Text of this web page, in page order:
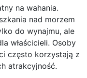
na wahania.
nad morzem
do wynajmu, ale
właścicieli. Osoby
często korzystają z
atrakcyjność.